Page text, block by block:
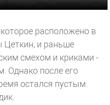
расположено в
и раньше
смехом и криками -
Однако после его
остался пустым.